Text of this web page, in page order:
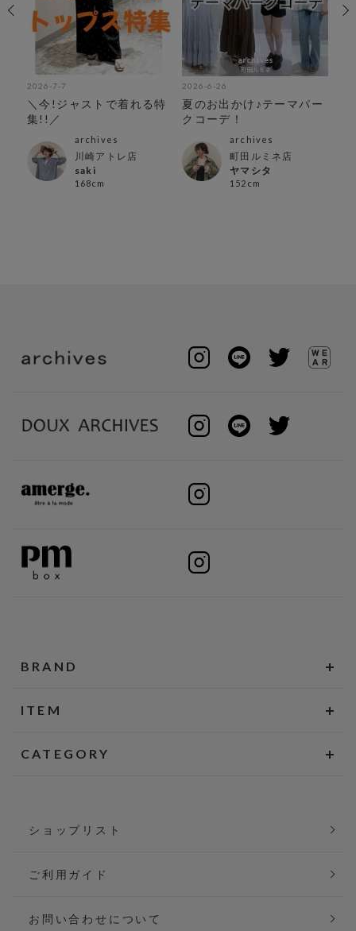
2026-7-7
＼今!ジャストで着れる特
集!!／
archives
川崎アトレ店
saki
168cm
2026-6-26
夏のお出かけ♪テーマパー
クコーデ！
archives
町田ルミネ店
ヤマシタ
152cm
BRAND
ITEM
CATEGORY
ショップリスト
ご利用ガイド
お問い合わせについて